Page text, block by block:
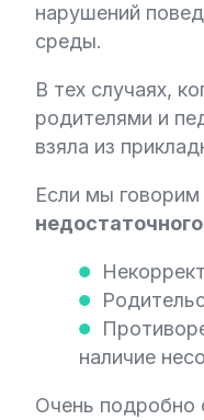
нарушений
среды.
В тех случаях,
родителями и
взяла из
Если мы говорим
наличие
Очень подробно